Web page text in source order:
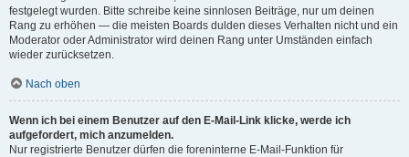
festgelegt wurden. Bitte schreibe keine sinnlosen Beiträge, nur um deinen
Rang zu erhöhen — die meisten Boards dulden dieses Verhalten nicht und ein
Moderator oder Administrator wird deinen Rang unter Umständen einfach
wieder zurücksetzen.
Nach oben
Wenn ich bei einem Benutzer auf den E-Mail-Link klicke, werde ich
aufgefordert, mich anzumelden.
Nur registrierte Benutzer dürfen die foreninterne E-Mail-Funktion für